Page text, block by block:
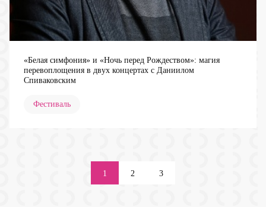
«Белая симфония» и «Ночь перед Рождеством»: магия
перевоплощения в двух концертах с Даниилом
Спиваковским
Фестиваль
1 2 3